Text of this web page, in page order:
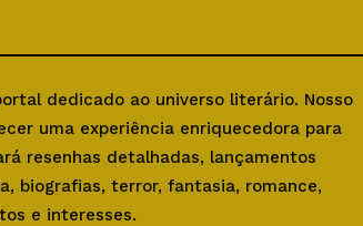
dedicado ao universo literário. Nosso
uma experiência enriquecedora para
resenhas detalhadas, lançamentos
biografias, terror, fantasia, romance,
e interesses.